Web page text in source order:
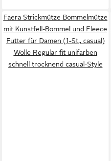
Faera Strickmütze Bommelmütze
mit Kunstfell-Bommel und Fleece
Futter für Damen (1-St., casual)
Wolle Regular fit unifarben
schnell trocknend casual-Style